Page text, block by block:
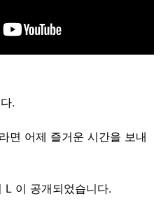
.
면 어제 즐거운 시간을 보내
L 이 공개되었습니다.